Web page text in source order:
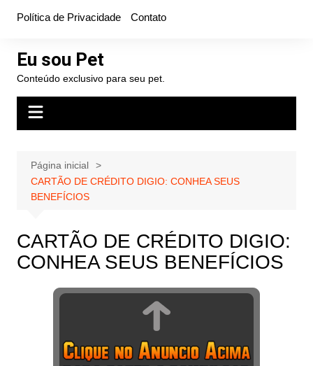
conteúdo
Política de Privacidade Contato
Eu sou Pet
Conteúdo exclusivo para seu pet.
Página inicial
CARTÃO DE CRÉDITO DIGIO: CONHEA SEUS
BENEFÍCIOS
CARTÃO DE CRÉDITO DIGIO:
CONHEA SEUS BENEFÍCIOS